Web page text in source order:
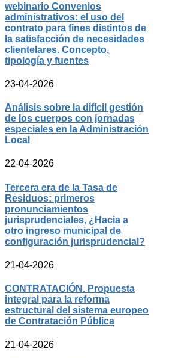
webinario Convenios
administrativos: el uso del
contrato para fines distintos de
la satisfacción de necesidades
clientelares. Concepto,
tipología y fuentes
23-04-2026
Análisis sobre la difícil gestión
de los cuerpos con jornadas
especiales en la Administración
Local
22-04-2026
Tercera era de la Tasa de
Residuos: primeros
pronunciamientos
jurisprudenciales, ¿Hacia a
otro ingreso municipal de
configuración jurisprudencial?
21-04-2026
CONTRATACIÓN. Propuesta
integral para la reforma
estructural del sistema europeo
de Contratación Pública
21-04-2026